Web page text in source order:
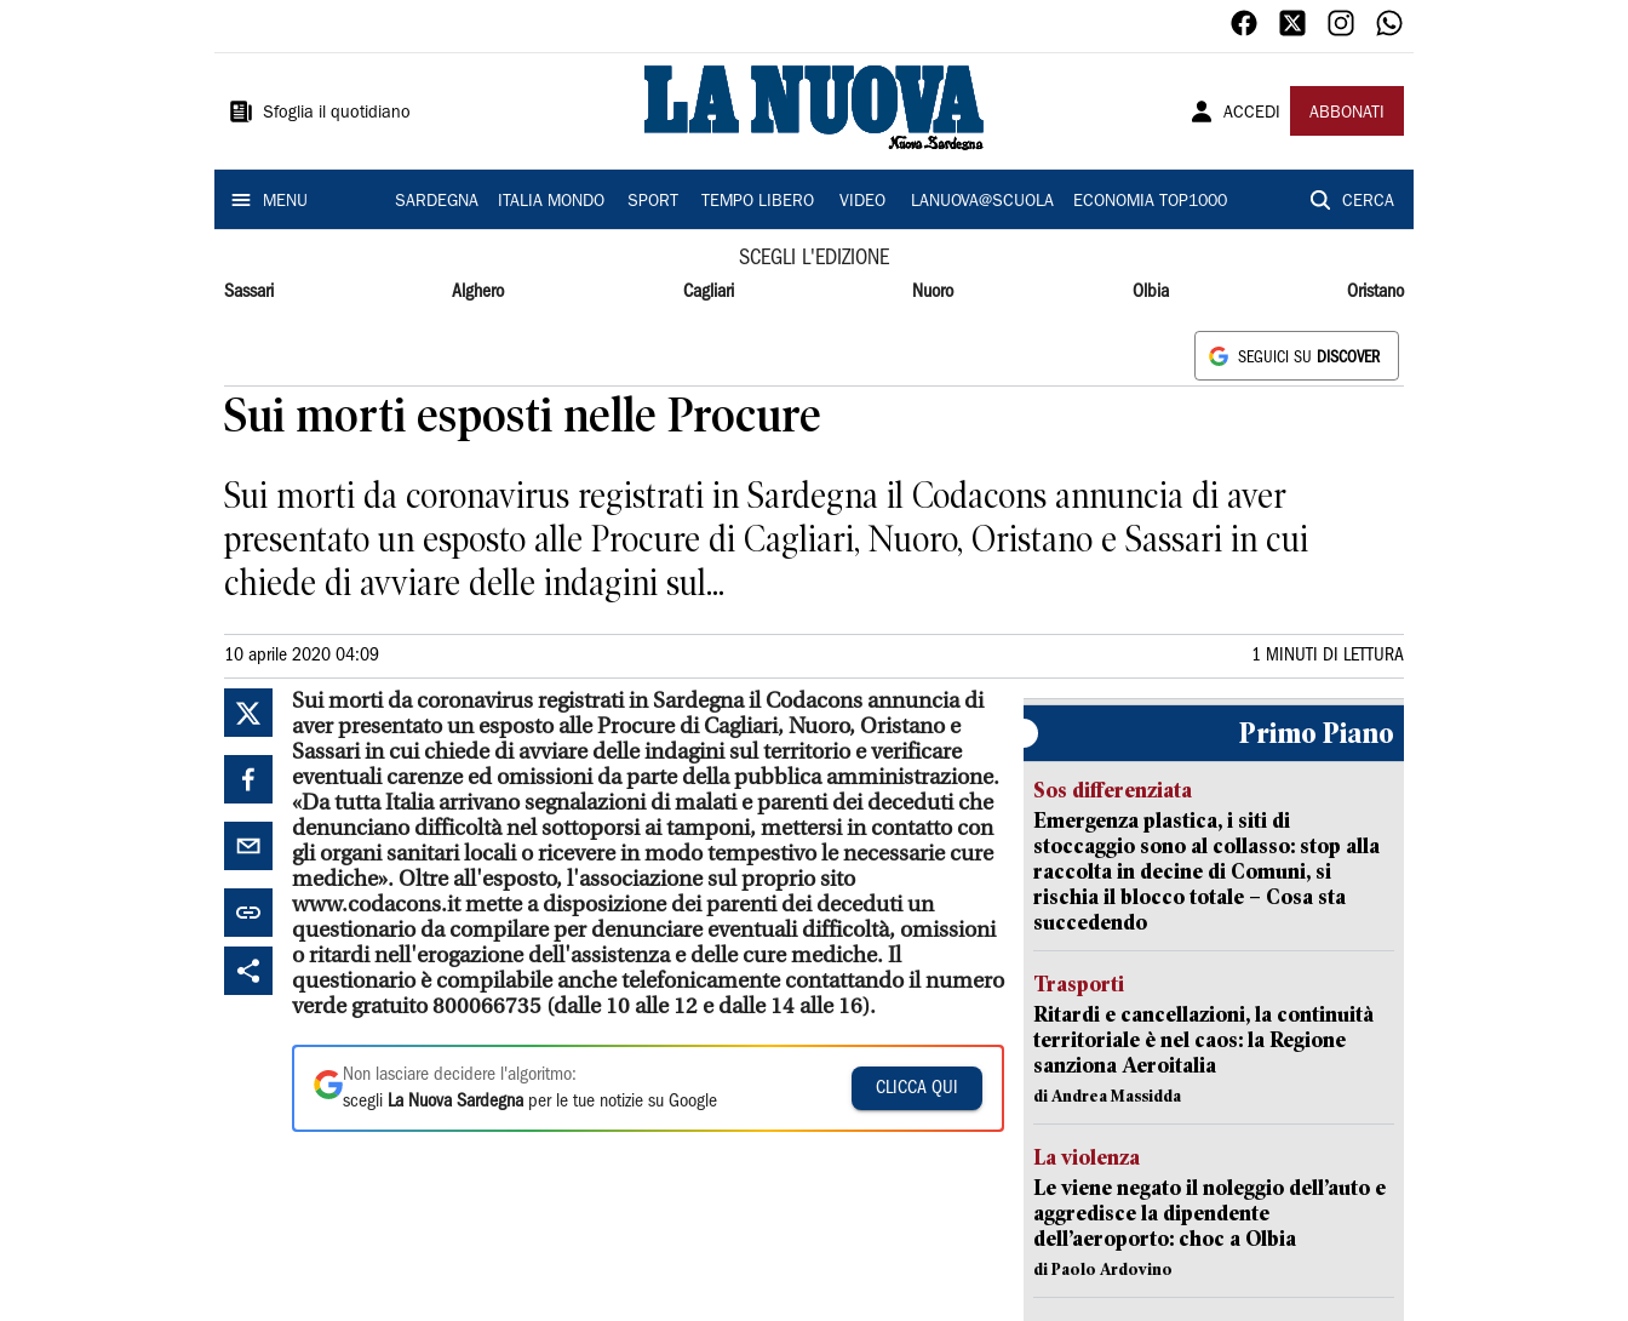
Sardegna
Sfoglia il quotidiano ACCEDI ABBONATI
MENU SARDEGNA ITALIA MONDO SPORT TEMPO LIBERO VIDEO LANUOVA@SCUOLA ECONOMIA TOP1000 CERCA
SCEGLI L'EDIZIONE
Sassari Alghero Cagliari Nuoro Olbia Oristano
SEGUICI SU DISCOVER
Sui morti esposti nelle Procure
Sui morti da coronavirus registrati in Sardegna il Codacons annuncia di aver
presentato un esposto alle Procure di Cagliari, Nuoro, Oristano e Sassari in cui
chiede di avviare delle indagini sul...
10 aprile 2020 04:09 1 MINUTI DI LETTURA
Sui morti da coronavirus registrati in Sardegna il Codacons annuncia di
aver presentato un esposto alle Procure di Cagliari, Nuoro, Oristano e
Sassari in cui chiede di avviare delle indagini sul territorio e verificare
eventuali carenze ed omissioni da parte della pubblica amministrazione.
«Da tutta Italia arrivano segnalazioni di malati e parenti dei deceduti che
denunciano difficoltà nel sottoporsi ai tamponi, mettersi in contatto con
gli organi sanitari locali o ricevere in modo tempestivo le necessarie cure
mediche». Oltre all'esposto, l'associazione sul proprio sito
www.codacons.it mette a disposizione dei parenti dei deceduti un
questionario da compilare per denunciare eventuali difficoltà, omissioni
o ritardi nell'erogazione dell'assistenza e delle cure mediche. Il
questionario è compilabile anche telefonicamente contattando il numero
verde gratuito 800066735 (dalle 10 alle 12 e dalle 14 alle 16).
Non lasciare decidere l'algoritmo:
scegli La Nuova Sardegna per le tue notizie su Google
CLICCA QUI
Primo Piano
Sos differenziata
Emergenza plastica, i siti di
stoccaggio sono al collasso: stop alla
raccolta in decine di Comuni, si
rischia il blocco totale – Cosa sta
succedendo
Trasporti
Ritardi e cancellazioni, la continuità
territoriale è nel caos: la Regione
sanziona Aeroitalia
di Andrea Massidda
La violenza
Le viene negato il noleggio dell’auto e
aggredisce la dipendente
dell’aeroporto: choc a Olbia
di Paolo Ardovino